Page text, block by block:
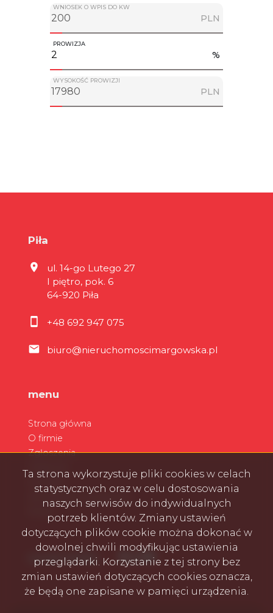
WNIOSEK O WPIS DO KW
PLN
PROWIZJA
%
WYSOKOŚĆ PROWIZJI
PLN
Piła
ul. 14-go Lutego 27
I piętro, pok. 6
64-920 Piła
+48 692 947 075
biuro@nieruchomoscimargowska.pl
menu
Strona główna
O firmie
Zgłoszenia
Zarządzanie wynajmem
social media Facebook
Facebook
Facebook
Facebook
Ta strona wykorzystuje pliki cookies w celach
statystycznych oraz w celu dostosowania
naszych serwisów do indywidualnych
potrzeb klientów. Zmiany ustawień
dotyczących plików cookie można dokonać w
dowolnej chwili modyfikując ustawienia
przeglądarki. Korzystanie z tej strony bez
zmian ustawień dotyczących cookies oznacza,
że będą one zapisane w pamięci urządzenia.